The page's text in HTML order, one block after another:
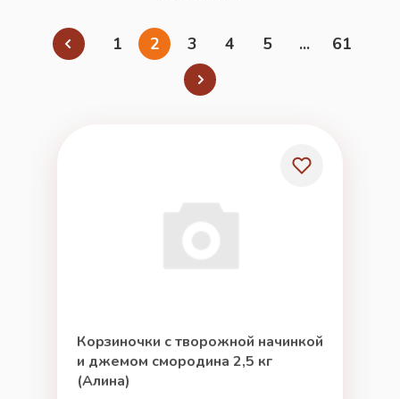
1 2 3 4 5 ... 61
Корзиночки с творожной начинкой
и джемом смородина 2,5 кг
(Алина)